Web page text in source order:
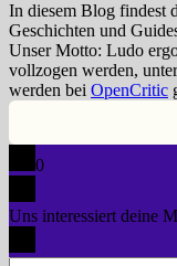
In diesem Blog findest
Geschichten und
Unser Motto: Ludo
vollzogen werden,
werden bei OpenCritic
0
Uns interessiert deine